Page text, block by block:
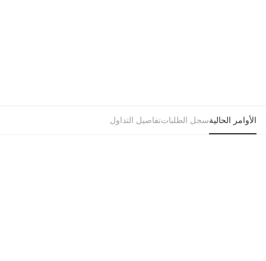
الأوامر الحاليةسجل الطلباتتفاصيل التداول